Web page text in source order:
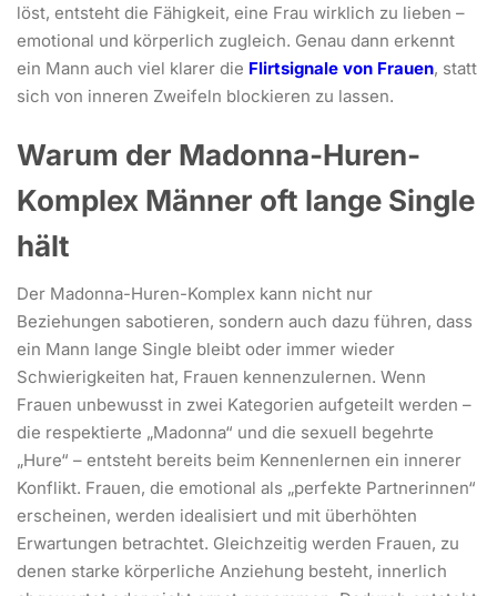
löst, entsteht die Fähigkeit, eine Frau wirklich zu lieben –
emotional und körperlich zugleich. Genau dann erkennt
ein Mann auch viel klarer die Flirtsignale von Frauen, statt
sich von inneren Zweifeln blockieren zu lassen.
Warum der Madonna-Huren-
Komplex Männer oft lange Single
hält
Der Madonna-Huren-Komplex kann nicht nur
Beziehungen sabotieren, sondern auch dazu führen, dass
ein Mann lange Single bleibt oder immer wieder
Schwierigkeiten hat, Frauen kennenzulernen. Wenn
Frauen unbewusst in zwei Kategorien aufgeteilt werden –
die respektierte „Madonna“ und die sexuell begehrte
„Hure“ – entsteht bereits beim Kennenlernen ein innerer
Konflikt. Frauen, die emotional als „perfekte Partnerinnen“
erscheinen, werden idealisiert und mit überhöhten
Erwartungen betrachtet. Gleichzeitig werden Frauen, zu
denen starke körperliche Anziehung besteht, innerlich